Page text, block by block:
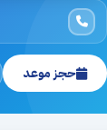
حجز موعد